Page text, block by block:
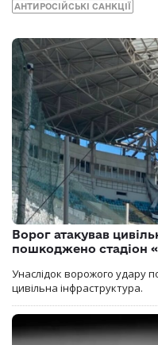
АНТИРОСІЙСЬКІ САНКЦІЇ
Ворог атакував
пошкоджено стадіон
Унаслідок ворожого удару
цивільна інфраструктура.